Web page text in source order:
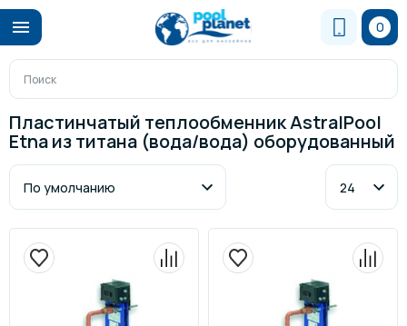
0
Пластинчатый теплообменник AstralPool
Etna из титана (вода/вода) оборудованный